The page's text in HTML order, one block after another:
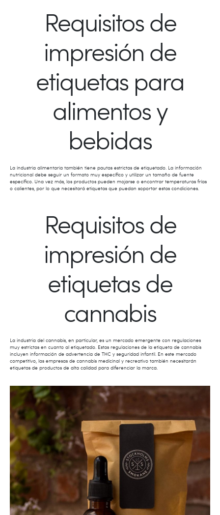
Requisitos de
impresión de
etiquetas para
alimentos y
bebidas
La industria alimentaria también tiene pautas estrictas de etiquetado. La información
nutricional debe seguir un formato muy específico y utilizar un tamaño de fuente
específico. Una vez más, los productos pueden mojarse o encontrar temperaturas frías
o calientes, por lo que necesitará etiquetas que puedan soportar estas condiciones.
Requisitos de
impresión de
etiquetas de
cannabis
La industria del cannabis, en particular, es un mercado emergente con regulaciones
muy estrictas en cuanto al etiquetado. Estas regulaciones de la etiqueta de cannabis
incluyen información de advertencia de THC y seguridad infantil. En este mercado
competitivo, las empresas de cannabis medicinal y recreativo también necesitarán
etiquetas de productos de alta calidad para diferenciar la marca.